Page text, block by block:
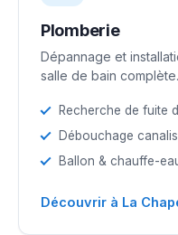
Plomberie
Dépannage et
salle de bain complète.
Recherche de fuite
Débouchage
Ballon & chauffe-
Découvrir à La